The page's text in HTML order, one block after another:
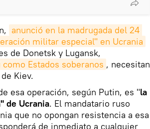
anunció en la madrugada del 24
militar especial" en Ucrania
de Donetsk y Lugansk,
Estados soberanos , necesitan
Kiev.
esa operación, según Putin, es "la
de Ucrania. El mandatario ruso
que no opongan resistencia a esa
de inmediato a cualquier